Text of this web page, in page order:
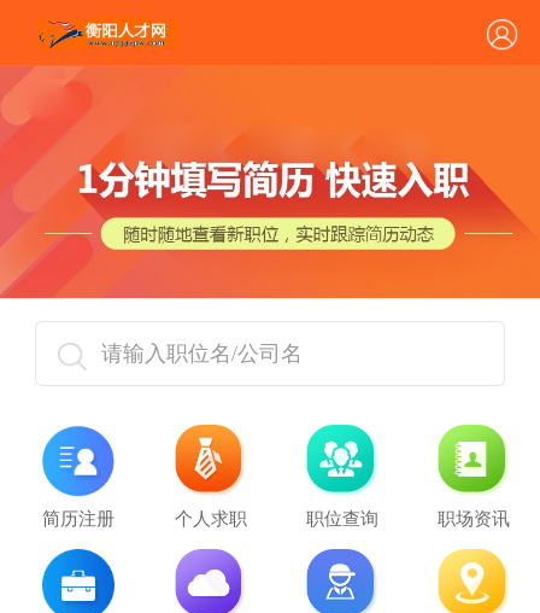
请输入职位名/公司名
简历注册 个人求职 职位查询 职场资讯